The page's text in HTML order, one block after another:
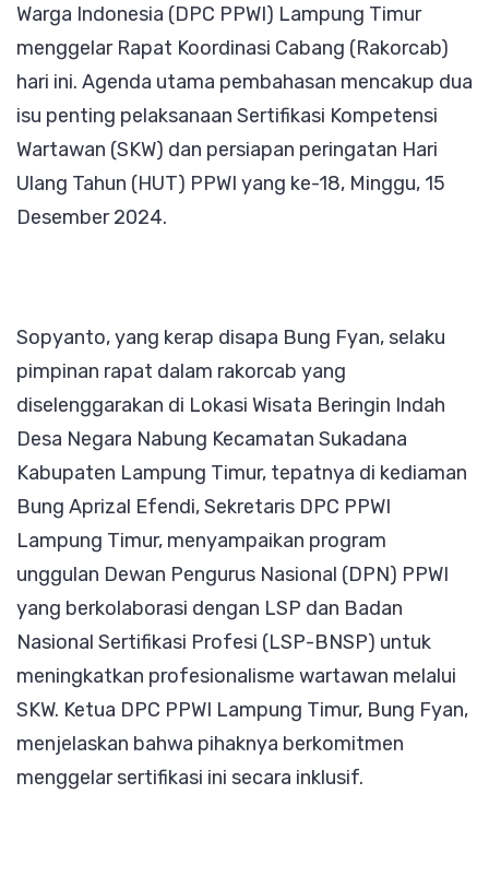
HUT
Ke-
18
Warga Indonesia (DPC PPWI) Lampung Timur
menggelar Rapat Koordinasi Cabang (Rakorcab)
hari ini. Agenda utama pembahasan mencakup dua
isu penting pelaksanaan Sertifikasi Kompetensi
Wartawan (SKW) dan persiapan peringatan Hari
Ulang Tahun (HUT) PPWI yang ke-18, Minggu, 15
Desember 2024.
Sopyanto, yang kerap disapa Bung Fyan, selaku
pimpinan rapat dalam rakorcab yang
diselenggarakan di Lokasi Wisata Beringin Indah
Desa Negara Nabung Kecamatan Sukadana
Kabupaten Lampung Timur, tepatnya di kediaman
Bung Aprizal Efendi, Sekretaris DPC PPWI
Lampung Timur, menyampaikan program
unggulan Dewan Pengurus Nasional (DPN) PPWI
yang berkolaborasi dengan LSP dan Badan
Nasional Sertifikasi Profesi (LSP-BNSP) untuk
meningkatkan profesionalisme wartawan melalui
SKW. Ketua DPC PPWI Lampung Timur, Bung Fyan,
menjelaskan bahwa pihaknya berkomitmen
menggelar sertifikasi ini secara inklusif.